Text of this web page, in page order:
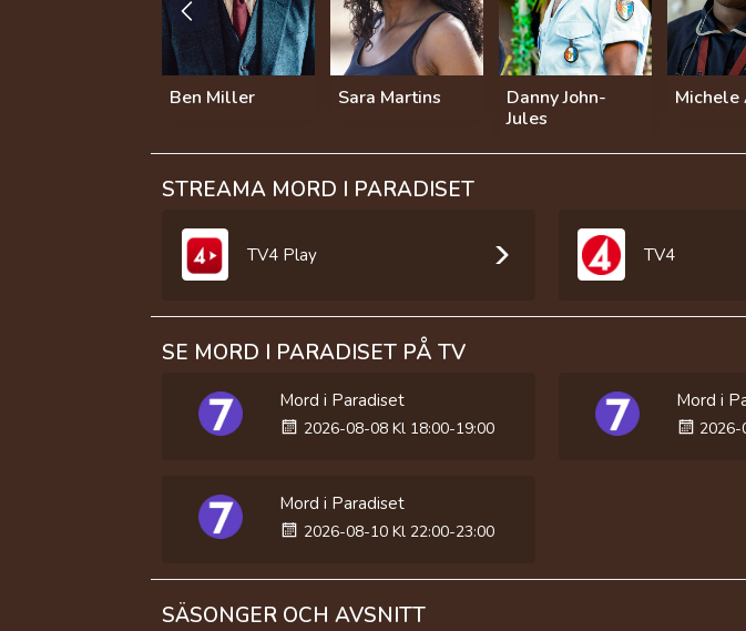
Ben Miller Sara Martins
Danny John-
Jules
Michele
STREAMA MORD I PARADISET
TV4 Play TV4
SE MORD I PARADISET PÅ TV
Mord i Paradiset
2026-08-08 Kl 18:00-19:00
Mord i
2026-
Mord i Paradiset
2026-08-10 Kl 22:00-23:00
SÄSONGER OCH AVSNITT